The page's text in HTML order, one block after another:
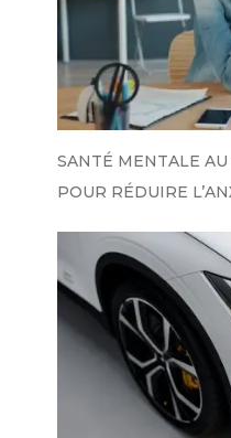
SANTÉ MENTALE AU
POUR RÉDUIRE